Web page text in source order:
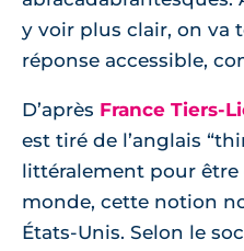
y voir plus clair, on va
réponse accessible,
D’après France Tiers-
est tiré de l’anglais
littéralement pour
monde, cette notion
États-Unis. Selon le